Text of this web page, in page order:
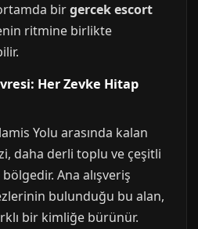
birgercek escort
ritmine birlikte
Her Zevke Hitap
Yolu arasında kalan
daha derli toplu ve çeşitli
Ana alışveriş
bulunduğu bu alan,
bir kimliğe bürünür.